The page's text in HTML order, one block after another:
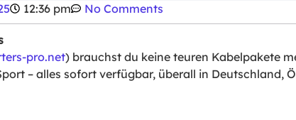
12:36 pm No Comments
pro.net) brauchst du keine teuren Kabelpakete
– alles sofort verfügbar, überall in Deutschland,